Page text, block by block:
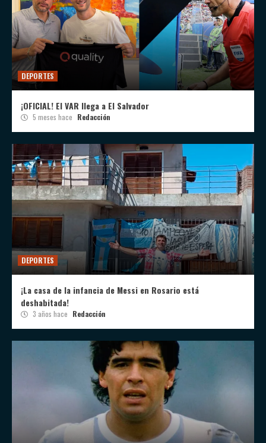
DEPORTES
¡OFICIAL! El VAR llega a El Salvador
5 meses hace Redacción
DEPORTES
¡La casa de la infancia de Messi en Rosario está
deshabitada!
3 años hace Redacción